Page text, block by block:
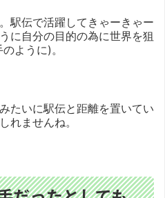
駅伝で活躍してきゃーきゃー
に自分の目的の為に世界を狙
ように)。
たいに駅伝と距離を置いてい
れませんね。